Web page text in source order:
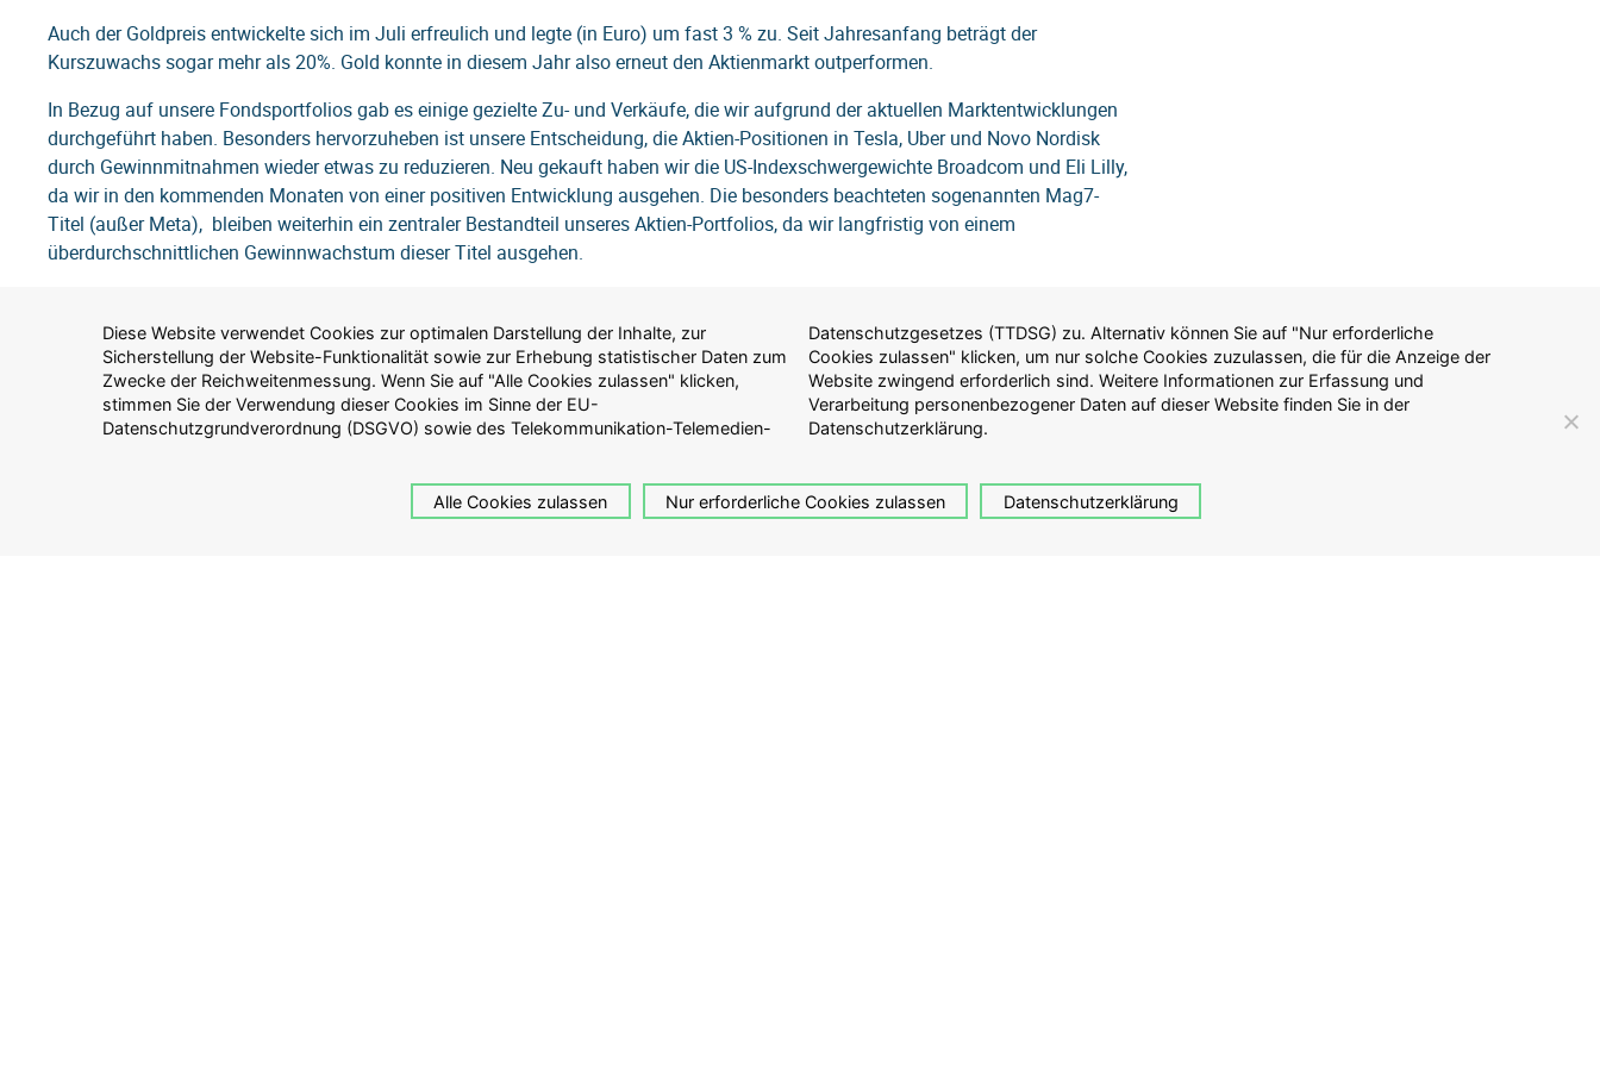
Auch der Goldpreis entwickelte sich im Juli erfreulich und legte (in Euro) um fast 3 % zu. Seit Jahresanfang beträgt der
Kurszuwachs sogar mehr als 20%. Gold konnte in diesem Jahr also erneut den Aktienmarkt outperformen.
In Bezug auf unsere Fondsportfolios gab es einige gezielte Zu- und Verkäufe, die wir aufgrund der aktuellen Marktentwicklungen
durchgeführt haben. Besonders hervorzuheben ist unsere Entscheidung, die Aktien-Positionen in Tesla, Uber und Novo Nordisk
durch Gewinnmitnahmen wieder etwas zu reduzieren. Neu gekauft haben wir die US-Indexschwergewichte Broadcom und Eli Lilly,
da wir in den kommenden Monaten von einer positiven Entwicklung ausgehen. Die besonders beachteten sogenannten Mag7-
Titel (außer Meta), bleiben weiterhin ein zentraler Bestandteil unseres Aktien-Portfolios, da wir langfristig von einem
überdurchschnittlichen Gewinnwachstum dieser Titel ausgehen.
(Sicherheit) durch den Nachkauf einer Anleihe der Deutschen Bahn mit Fälligkeit 2043 verlängert, weil wir mit Zinssenkungen
rechnen und wir uns das aktuelle Zinsniveau möglichst längerfristig sichern wollen.
Zusammenfassend lässt sich sagen, dass der Juli zwar einige Herausforderungen mit sich brachte, wir jedoch durch gezielte
Anpassungen und eine strategische Ausrichtung unserer Fonds gut aufgestellt sind, um weiterhin stabile Erträge zu erzielen.
Wir bedanken uns für Ihr Vertrauen und stehen Ihnen bei Fragen gerne zur Verfügung.
Diese Website verwendet Cookies zur optimalen Darstellung der Inhalte, zur
Sicherstellung der Website-Funktionalität sowie zur Erhebung statistischer Daten zum
Zwecke der Reichweitenmessung. Wenn Sie auf "Alle Cookies zulassen" klicken,
stimmen Sie der Verwendung dieser Cookies im Sinne der EU-
Datenschutzgrundverordnung (DSGVO) sowie des Telekommunikation-Telemedien-
Datenschutzgesetzes (TTDSG) zu. Alternativ können Sie auf "Nur erforderliche
Cookies zulassen" klicken, um nur solche Cookies zuzulassen, die für die Anzeige der
Website zwingend erforderlich sind. Weitere Informationen zur Erfassung und
Verarbeitung personenbezogener Daten auf dieser Website finden Sie in der
Datenschutzerklärung.
Alle Cookies zulassen Nur erforderliche Cookies zulassen Datenschutzerklärung